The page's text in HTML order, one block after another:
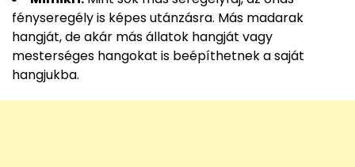
fényseregély is képes utánzásra. Más madarak
hangját, de akár más állatok hangját vagy
mesterséges hangokat is beépíthetnek a saját
hangjukba.